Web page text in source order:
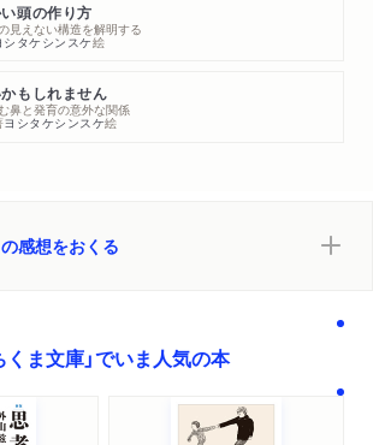
頭の作り方
見えない構造を解明する
シタケシンスケ絵
もしれません
鼻と発育の意外な関係
ヨシタケシンスケ絵
の感想をおくる
くま文庫」でいま人気の本